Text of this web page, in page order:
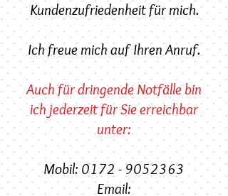
Kundenzufriedenheit für mich.
Ich freue mich auf Ihren Anruf.
Auch für dringende Notfälle bin
ich jederzeit für Sie erreichbar
unter:
Mobil: 0172 - 9052363
Email: